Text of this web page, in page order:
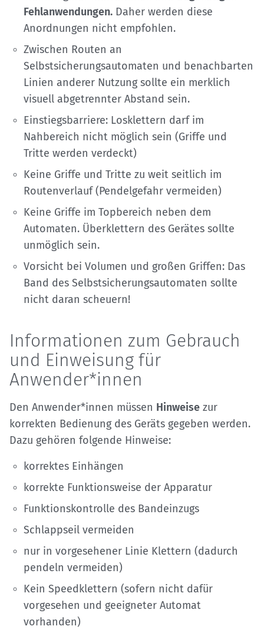
Fehlanwendungen. Daher werden diese
Anordnungen nicht empfohlen.
Zwischen Routen an
Selbstsicherungsautomaten und benachbarten
Linien anderer Nutzung sollte ein merklich
visuell abgetrennter Abstand sein.
Einstiegsbarriere: Losklettern darf im
Nahbereich nicht möglich sein (Griffe und
Tritte werden verdeckt)
Keine Griffe und Tritte zu weit seitlich im
Routenverlauf (Pendelgefahr vermeiden)
Keine Griffe im Topbereich neben dem
Automaten. Überklettern des Gerätes sollte
unmöglich sein.
Vorsicht bei Volumen und großen Griffen: Das
Band des Selbstsicherungsautomaten sollte
nicht daran scheuern!
Informationen zum Gebrauch
und Einweisung für
Anwender*innen
Den Anwender*innen müssen Hinweise zur
korrekten Bedienung des Geräts gegeben werden.
Dazu gehören folgende Hinweise:
korrektes Einhängen
korrekte Funktionsweise der Apparatur
Funktionskontrolle des Bandeinzugs
Schlappseil vermeiden
nur in vorgesehener Linie Klettern (dadurch
pendeln vermeiden)
Kein Speedklettern (sofern nicht dafür
vorgesehen und geeigneter Automat
vorhanden)